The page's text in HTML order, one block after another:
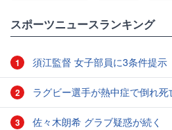
スポーツニュースランキング
1 須江監督 女子部員に3条件提示
2 ラグビー選手が熱中症で倒れ死
3 佐々木朗希 グラブ疑惑が続く